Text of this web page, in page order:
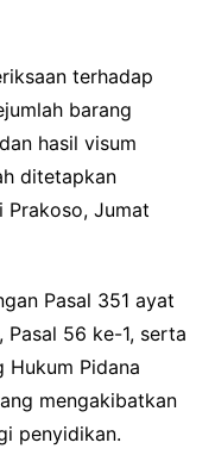
terhadap
barang
hasil visum
ditetapkan
Prakoso, Jumat
Pasal 351 ayat
56 ke-1, serta
Hukum Pidana
mengakibatkan
penyidikan.